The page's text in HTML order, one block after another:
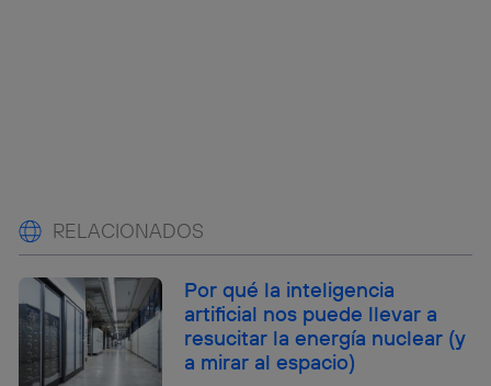
RELACIONADOS
Por qué la inteligencia
artificial nos puede llevar a
resucitar la energía nuclear (y
a mirar al espacio)